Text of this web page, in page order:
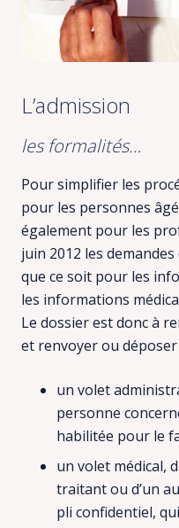
L’admission
les formalités…
Pour simplifier les
pour les personnes
également pour les
juin 2012 les
que ce soit pour les
les informations
Le dossier est donc à
et renvoyer ou déposer
un volet
personne
habilitée pour le
un volet médical,
traitant ou d’un
pli confidentiel,